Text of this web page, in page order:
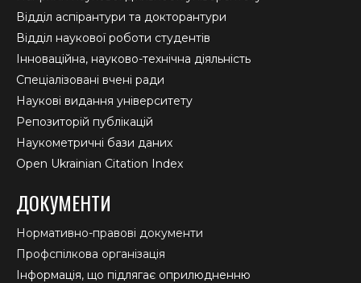
Відділ аспірантури та докторантури
Відділ наукової роботи студентів
Інноваційна, науково-технічна діяльність
Спеціалізовані вчені ради
Наукові видання університету
Репозиторій публікацій
Наукометричні бази даних
Open Ukrainian Citation Index
ДОКУМЕНТИ
Нормативно-правові документи
Профспілкова організація
Інформація, що підлягає оприлюдненню